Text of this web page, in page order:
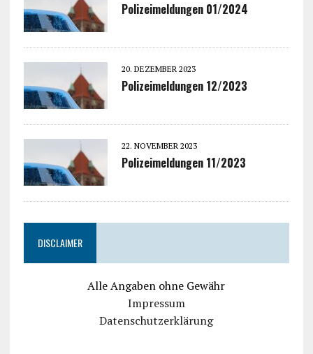
Polizeimeldungen 01/2024
20. DEZEMBER 2023
Polizeimeldungen 12/2023
22. NOVEMBER 2023
Polizeimeldungen 11/2023
DISCLAIMER
Alle Angaben ohne Gewähr
Impressum
Datenschutzerklärung